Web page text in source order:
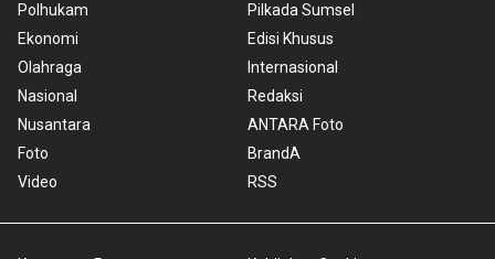
Polhukam
Ekonomi
Olahraga
Nasional
Nusantara
Foto
Video
Pilkada Sumsel
Edisi Khusus
Internasional
Redaksi
ANTARA Foto
BrandA
RSS